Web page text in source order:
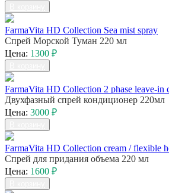
FarmaVita HD Collection Sea mist spray
Спрей Морской Туман 220 мл
Цена: 1300 ₽
FarmaVita HD Collection 2 phase leave-in
Двухфазный спрей кондиционер 220мл
Цена: 3000 ₽
FarmaVita HD Collection cream / flexible
Спрей для придания объема 220 мл
Цена: 1600 ₽